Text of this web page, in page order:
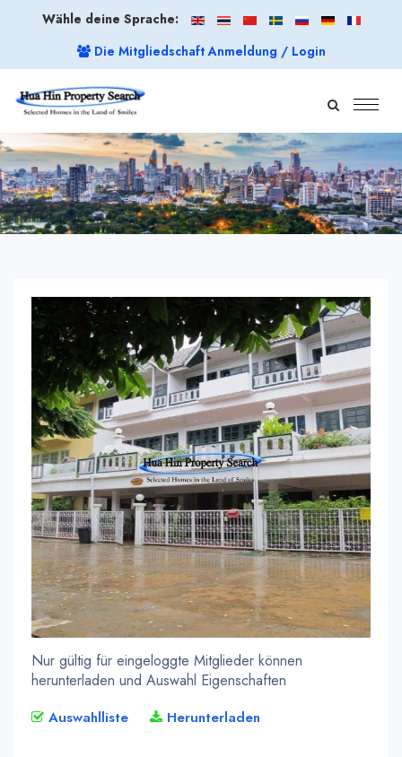
Wähle deine Sprache:
Die Mitgliedschaft Anmeldung / Login
Nur gültig für eingeloggte Mitglieder können
herunterladen und Auswahl Eigenschaften
Auswahlliste Herunterladen